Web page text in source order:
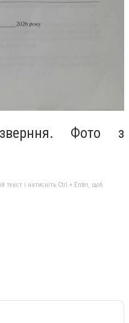
Фото з
текст і натисніть Ctrl + Enter, щоб